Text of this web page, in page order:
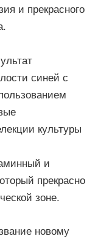
и прекрасного
синей с
культуры
и
прекрасно
зоне.
новому